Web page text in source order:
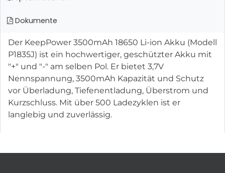
Dokumente
Der KeepPower 3500mAh 18650 Li-ion Akku (Modell
P1835J) ist ein hochwertiger, geschützter Akku mit
"+" und "-" am selben Pol. Er bietet 3,7V
Nennspannung, 3500mAh Kapazität und Schutz
vor Überladung, Tiefenentladung, Überstrom und
Kurzschluss. Mit über 500 Ladezyklen ist er
langlebig und zuverlässig.